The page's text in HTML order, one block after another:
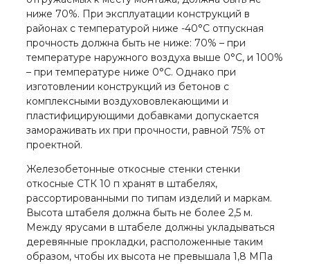
ниже 70%. При эксплуатации конструкций в
районах с температурой ниже -40°С отпускная
прочность должна быть не ниже: 70% – при
температуре наружного воздуха выше 0°С, и 100%
– при температуре ниже 0°С. Однако при
изготовлении конструкций из бетонов с
комплексными воздухововлекающими и
пластифицирующими добавками допускается
замораживать их при прочности, равной 75% от
проектной.
Железобетонные откосные стенки стенки
откосные СТК 10 п хранят в штабелях,
рассортированными по типам изделий и маркам.
Высота штабеля должна быть не более 2,5 м.
Между ярусами в штабеле должны укладываться
деревянные прокладки, расположенные таким
образом, чтобы их высота не превышала 1,8 МПа